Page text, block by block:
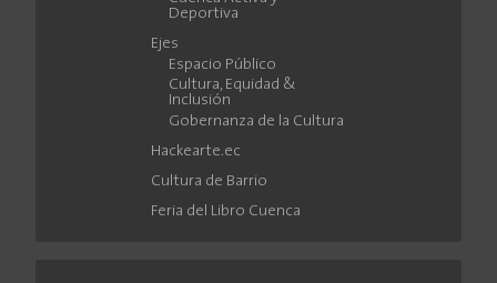
Deportiva
Ejes
Espacio Público
Cultura, Equidad &
Inclusión
Gobernanza de la Cultura
Hackearte.ec
Cultura de Barrio
Feria del Libro Cuenca